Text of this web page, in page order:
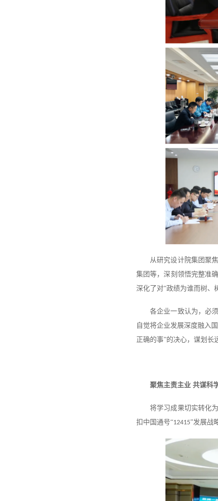
从研究设计院集团聚
集团等，深刻领悟完整准
深化了对“政绩为谁而树、
各企业一致认为，必
自觉将企业发展深度融入
正确的事”的决心，谋划长
聚焦主责主业 共谋科
将学习成果切实转化
扣中国通号“12415”发展战